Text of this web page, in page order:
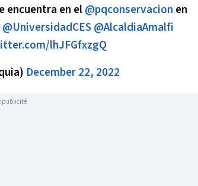
encuentra en el@pqconservacion en
@UniversidadCES@AlcaldiaAmalfi
lhJFGfxzgQ
December 22, 2022
publicité